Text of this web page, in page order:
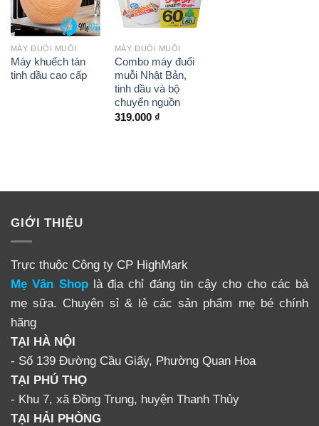
MÁY ĐUỔI MUỖI
Máy khuếch tán
tinh dầu cao cấp
MÁY ĐUỔI MUỖI
Combo máy đuổi
muỗi Nhật Bản,
tinh dầu và bộ
chuyển nguồn
319.000 ₫
GIỚI THIỆU
Trực thuộc Công ty CP HighMark
Mẹ Vân Shoplà địa chỉ đáng tin cậy cho cho các bà
mẹ sữa. Chuyên sỉ & lẻ các sản phẩm mẹ bé chính
hãng
TẠI HÀ NỘI
- Số 139 Đường Cầu Giấy, Phường Quan Hoa
TẠI PHÚ THỌ
- Khu 7, xã Đồng Trung, huyện Thanh Thủy
TẠI HẢI PHÒNG